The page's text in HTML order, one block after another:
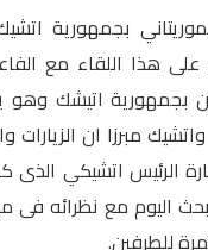
بجمهورية
هذا اللقاء مع
بجمهورية اتيشك
واتشيك مبرزا ان
الرئيس اتشيكي
اليوم مع نظرائه فى
للطرفين.